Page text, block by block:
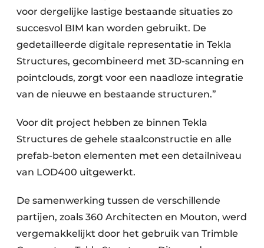
voor dergelijke lastige bestaande situaties zo
succesvol BIM kan worden gebruikt. De
gedetailleerde digitale representatie in Tekla
Structures, gecombineerd met 3D-scanning en
pointclouds, zorgt voor een naadloze integratie
van de nieuwe en bestaande structuren.”
Voor dit project hebben ze binnen Tekla
Structures de gehele staalconstructie en alle
prefab-beton elementen met een detailniveau
van LOD400 uitgewerkt.
De samenwerking tussen de verschillende
partijen, zoals 360 Architecten en Mouton, werd
vergemakkelijkt door het gebruik van Trimble